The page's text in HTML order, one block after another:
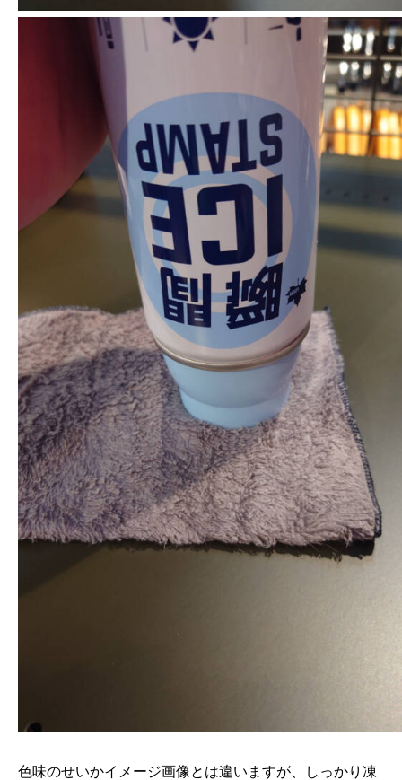
色味のせいかイメージ画像とは違いますが、しっかり凍